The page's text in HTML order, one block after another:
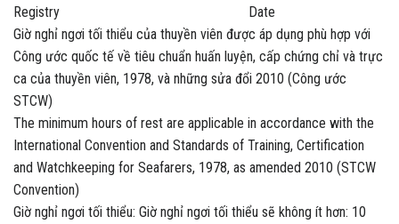
Registry Date
Giờ nghỉ ngơi tối thiểu của thuyền viên được áp dụng phù hợp với
Công ước quốc tế về tiêu chuẩn huấn luyện, cấp chứng chỉ và trực
ca của thuyền viên, 1978, và những sửa đổi 2010 (Công ước
STCW)
The minimum hours of rest are applicable in accordance with the
International Convention and Standards of Training, Certification
and Watchkeeping for Seafarers, 1978, as amended 2010 (STCW
Convention)
Giờ nghỉ ngơi tối thiểu: Giờ nghỉ ngơi tối thiểu sẽ không ít hơn: 10